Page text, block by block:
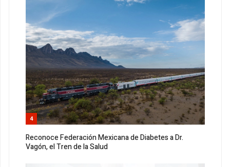
4
Reconoce Federación Mexicana de Diabetes a Dr.
Vagón, el Tren de la Salud